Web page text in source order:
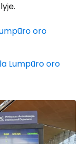
oro
Lumpūro oro